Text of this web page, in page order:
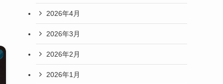
2026年4月
2026年3月
2026年2月
2026年1月